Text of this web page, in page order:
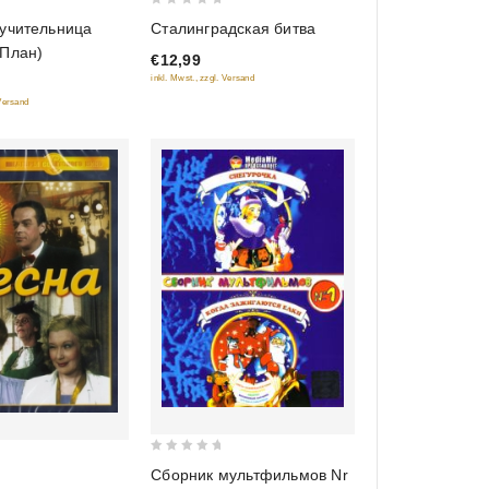
of
5
Сталинградская битва
€12,99
inkl. Mwst., zzgl. Versand
Сборник мультфильмов Nr